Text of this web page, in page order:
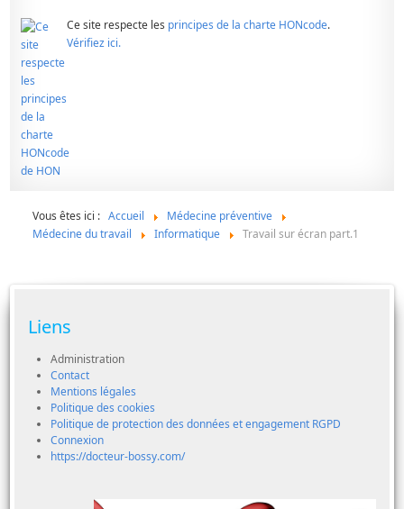
Ce site respecte les principes de la charte HONcode.
Vérifiez ici.
Vous êtes ici : Accueil
Médecine préventive
Médecine du travail
Informatique Travail sur écran part.1
Liens
Administration
Contact
Mentions légales
Politique des cookies
Politique de protection des données et engagement RGPD
Connexion
https://docteur-bossy.com/